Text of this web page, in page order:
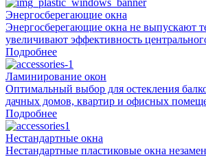
Энергосберегающие окна
Энергосберегающие окна не выпускают
увеличивают эффективность
Подробнее
Ламинирование окон
Оптимальный выбор для остекления
дачных домов, квартир и офисных
Подробнее
Нестандартные окна
Нестандартные пластиковые окна